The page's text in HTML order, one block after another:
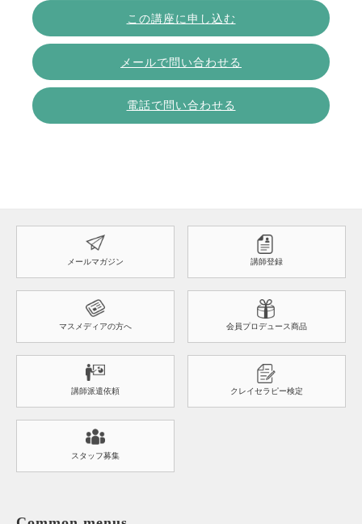
この講座に申し込む
メールで問い合わせる
電話で問い合わせる
メールマガジン 講師登録
マスメディアの方へ 会員プロデュース商品
講師派遣依頼 クレイセラピー検定
スタッフ募集